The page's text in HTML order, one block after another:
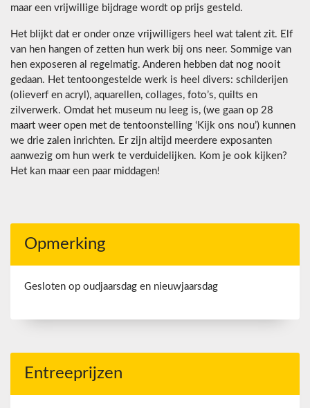
maar een vrijwillige bijdrage wordt op prijs gesteld.
Het blijkt dat er onder onze vrijwilligers heel wat talent zit. Elf
van hen hangen of zetten hun werk bij ons neer. Sommige van
hen exposeren al regelmatig. Anderen hebben dat nog nooit
gedaan. Het tentoongestelde werk is heel divers: schilderijen
(olieverf en acryl), aquarellen, collages, foto’s, quilts en
zilverwerk. Omdat het museum nu leeg is, (we gaan op 28
maart weer open met de tentoonstelling ‘Kijk ons nou’) kunnen
we drie zalen inrichten. Er zijn altijd meerdere exposanten
aanwezig om hun werk te verduidelijken. Kom je ook kijken?
Het kan maar een paar middagen!
Opmerking
Gesloten op oudjaarsdag en nieuwjaarsdag
Entreeprijzen